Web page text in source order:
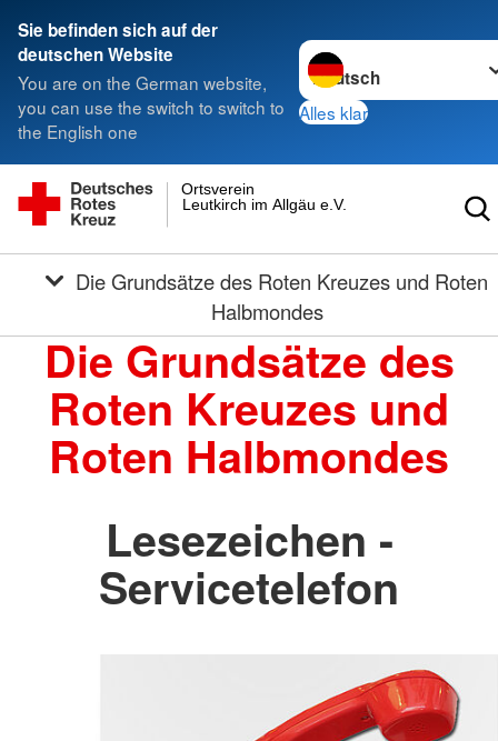
Sie befinden sich auf der
deutschen Website
You are on the German website,
you can use the switch to switch to
the English one
Sprache wechseln zu
Alles klar
Leutkirch im Allgäu e.V.
Ortsverein
Halbmondes
Die Grundsätze des
Roten Kreuzes und
Roten Halbmondes
Lesezeichen -
Servicetelefon